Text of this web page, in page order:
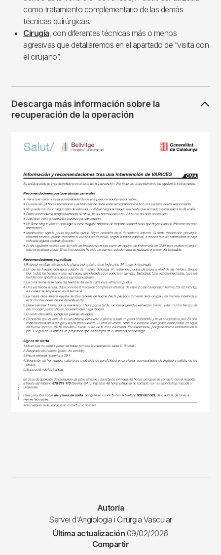
como tratamiento complementario de las demás
técnicas quirúrgicas.
Cirugía , con diferentes técnicas más o menos
agresivas que detallaremos en el apartado de “visita con
el cirujano”.
Descarga más información sobre la
recuperación de la operación
Autoría
Servei d'Angiologia i Cirurgia Vascular
Última actualización 09/02/2026
Compartir